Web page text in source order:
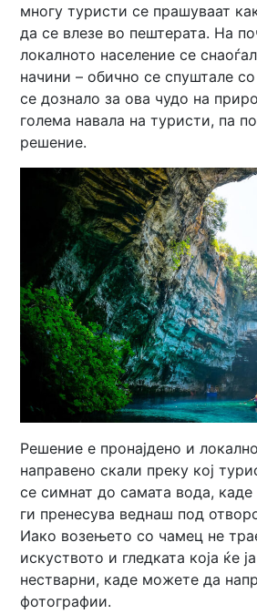
многу туристи се прашуваат
да се влезе во пештерата. На
локалното население се
начини – обично се спуштале
се дознало за ова чудо на
голема навала на туристи, па
решение.
Решение е пронајдено и
направено скали преку кој
се симнат до самата вода, каде
ги пренесува веднаш под
Иако возењето со чамец не
искуството и гледката која ќе
нестварни, каде можете да
фотографии.